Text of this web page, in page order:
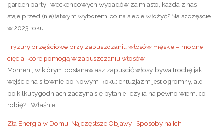
garden party i weekendowych wypadów za miasto, każda z nas
staje przed (nie)łatwym wyborem: co na siebie włożyć? Na szczęście
w 2023 roku …
Fryzury przejściowe przy zapuszczaniu włosów męskie – modne
cięcia, które pomogą w zapuszczaniu włosów
Moment, w którym postanawiasz zapuścić włosy, bywa trochę jak
wejście na siłownię po Nowym Roku: entuzjazm jest ogromny, ale
po kilku tygodniach zaczyna się pytanie „czy ja na pewno wiem, co
robię?”. Właśnie …
Zła Energia w Domu: Najczęstsze Objawy i Sposoby na Ich